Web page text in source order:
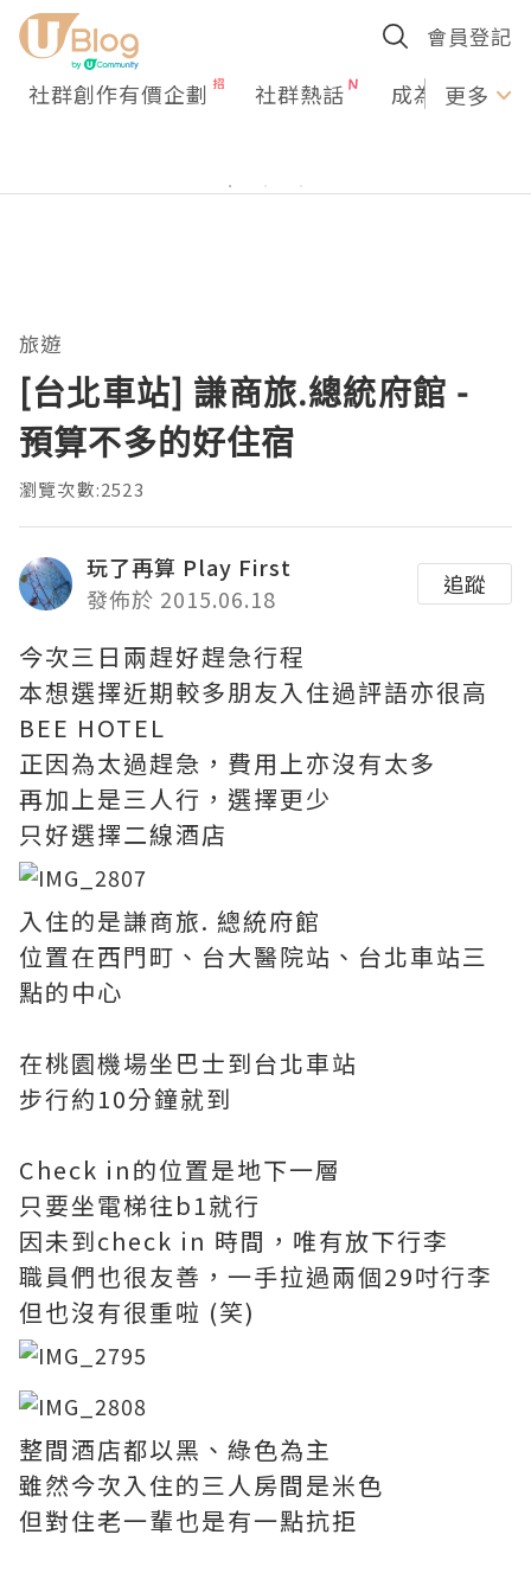
會員登記
社群創作有價企劃 社群熱話 成為U更多
旅遊
[台北車站] 謙商旅.總統府館 -
預算不多的好住宿
瀏覽次數:2523
玩了再算 Play First
發佈於 2015.06.18
追蹤
今次三日兩趕好趕急行程
本想選擇近期較多朋友入住過評語亦很高
BEE HOTEL
正因為太過趕急，費用上亦沒有太多
再加上是三人行，選擇更少
只好選擇二線酒店
入住的是謙商旅. 總統府館
位置在西門町、台大醫院站、台北車站三
點的中心
在桃園機場坐巴士到台北車站
步行約10分鐘就到
Check in的位置是地下一層
只要坐電梯往b1就行
因未到check in 時間，唯有放下行李
職員們也很友善，一手拉過兩個29吋行李
但也沒有很重啦 (笑)
整間酒店都以黑、綠色為主
雖然今次入住的三人房間是米色
但對住老一輩也是有一點抗拒